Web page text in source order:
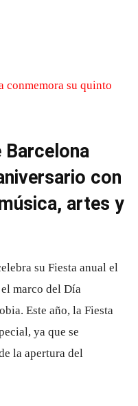
Barcelona
con
artes y
su Fiesta anual el
marco del Día
Este año, la Fiesta
ya que se
la apertura del